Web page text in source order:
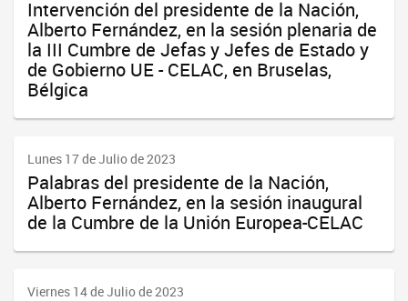
Intervención del presidente de la Nación,
Alberto Fernández, en la sesión plenaria de
la III Cumbre de Jefas y Jefes de Estado y
de Gobierno UE - CELAC, en Bruselas,
Bélgica
Lunes 17 de Julio de 2023
Palabras del presidente de la Nación,
Alberto Fernández, en la sesión inaugural
de la Cumbre de la Unión Europea-CELAC
Viernes 14 de Julio de 2023